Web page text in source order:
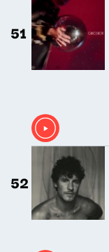
51
52